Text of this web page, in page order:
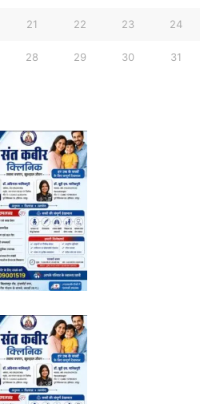
21 22 23 24
28 29 30 31